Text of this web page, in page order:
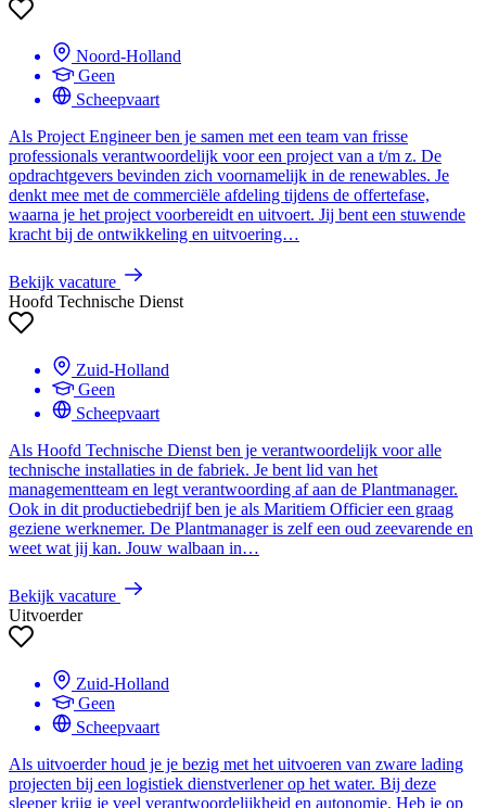
Noord-Holland
Geen
Scheepvaart
Als Project Engineer ben je samen met een team van frisse
professionals verantwoordelijk voor een project van a t/m z. De
opdrachtgevers bevinden zich voornamelijk in de renewables. Je
denkt mee met de commerciële afdeling tijdens de offertefase,
waarna je het project voorbereidt en uitvoert. Jij bent een stuwende
kracht bij de ontwikkeling en uitvoering…
Bekijk vacature
Hoofd Technische Dienst
Zuid-Holland
Geen
Scheepvaart
Als Hoofd Technische Dienst ben je verantwoordelijk voor alle
technische installaties in de fabriek. Je bent lid van het
managementteam en legt verantwoording af aan de Plantmanager.
Ook in dit productiebedrijf ben je als Maritiem Officier een graag
geziene werknemer. De Plantmanager is zelf een oud zeevarende en
weet wat jij kan. Jouw walbaan in…
Bekijk vacature
Uitvoerder
Zuid-Holland
Geen
Scheepvaart
Als uitvoerder houd je je bezig met het uitvoeren van zware lading
projecten bij een logistiek dienstverlener op het water. Bij deze
sleeper krijg je veel verantwoordelijkheid en autonomie. Heb je op